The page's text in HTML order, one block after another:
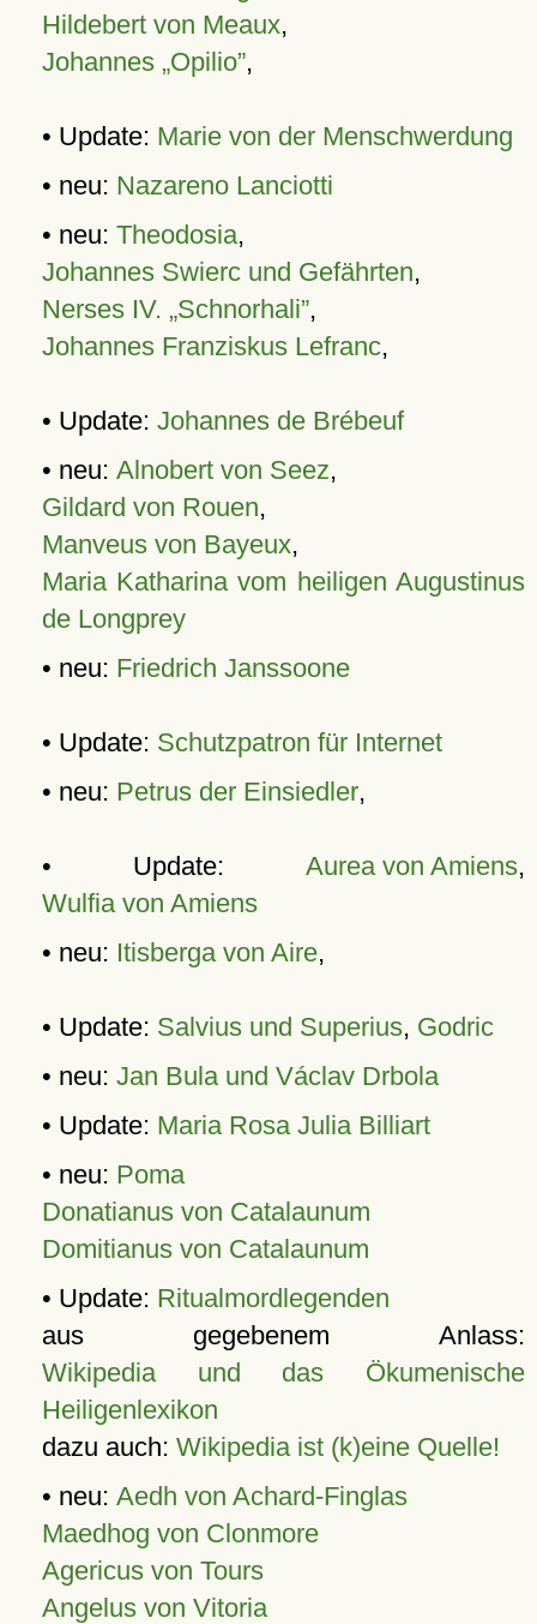
Hildebert von Meaux,
Johannes „Opilio”,
• Update: Marie von der Menschwerdung
• neu: Nazareno Lanciotti
• neu: Theodosia,
Johannes Swierc und Gefährten,
Nerses IV. „Schnorhali”,
Johannes Franziskus Lefranc,
• Update: Johannes de Brébeuf
• neu: Alnobert von Seez,
Gildard von Rouen,
Manveus von Bayeux,
Maria Katharina vom heiligen Augustinus
de Longprey
• neu: Friedrich Janssoone
• Update: Schutzpatron für Internet
• neu: Petrus der Einsiedler,
• Update: Aurea von Amiens,
Wulfia von Amiens
• neu: Itisberga von Aire,
• Update: Salvius und Superius, Godric
• neu: Jan Bula und Václav Drbola
• Update: Maria Rosa Julia Billiart
• neu: Poma
Donatianus von Catalaunum
Domitianus von Catalaunum
• Update: Ritualmordlegenden
aus gegebenem Anlass:
Wikipedia und das Ökumenische
Heiligenlexikon
dazu auch: Wikipedia ist (k)eine Quelle!
• neu: Aedh von Achard-Finglas
Maedhog von Clonmore
Agericus von Tours
Angelus von Vitoria